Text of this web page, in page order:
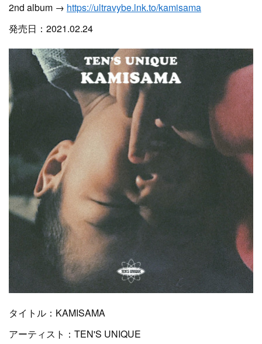
2nd album → https://ultravybe.lnk.to/kamisama
発売日：2021.02.24
タイトル：KAMISAMA
アーティスト：TEN'S UNIQUE